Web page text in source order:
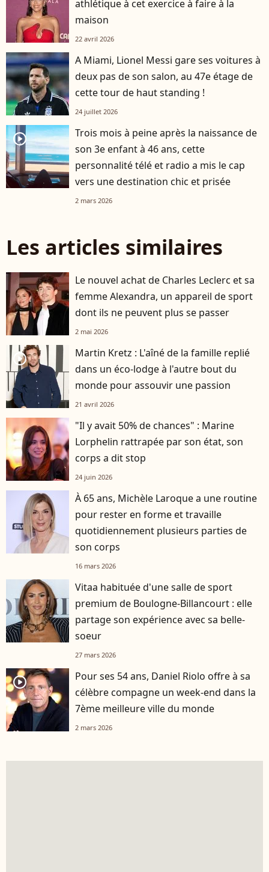
athlétique à cet exercice à faire à la
maison
22 avril 2026
A Miami, Lionel Messi gare ses voitures à
deux pas de son salon, au 47e étage de
cette tour de haut standing !
24 juillet 2026
player2
Trois mois à peine après la naissance de
son 3e enfant à 46 ans, cette
personnalité télé et radio a mis le cap
vers une destination chic et prisée
2 mars 2026
Les articles similaires
Le nouvel achat de Charles Leclerc et sa
femme Alexandra, un appareil de sport
dont ils ne peuvent plus se passer
2 mai 2026
player2
Martin Kretz : L'aîné de la famille replié
dans un éco-lodge à l'autre bout du
monde pour assouvir une passion
21 avril 2026
"Il y avait 50% de chances" : Marine
Lorphelin rattrapée par son état, son
corps a dit stop
24 juin 2026
À 65 ans, Michèle Laroque a une routine
pour rester en forme et travaille
quotidiennement plusieurs parties de
son corps
16 mars 2026
Vitaa habituée d'une salle de sport
premium de Boulogne-Billancourt : elle
partage son expérience avec sa belle-
soeur
27 mars 2026
player2
Pour ses 54 ans, Daniel Riolo offre à sa
célèbre compagne un week-end dans la
7ème meilleure ville du monde
2 mars 2026